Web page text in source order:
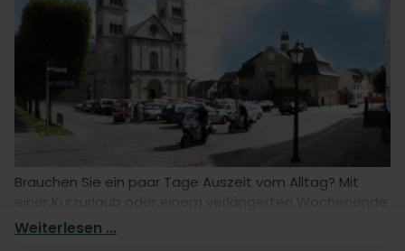
Brauchen Sie ein paar Tage Auszeit vom Alltag? Mit
einer Kurzurlaub oder einem verlängerten Wochenende
bekommen Sie eine dringend benötigte Pause, neue
Weiterlesen ...